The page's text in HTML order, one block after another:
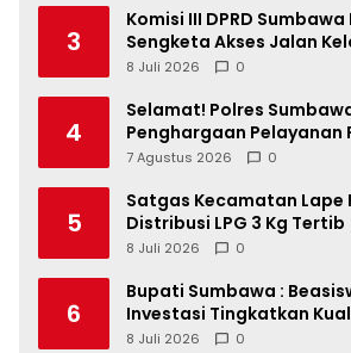
3
Komisi III DPRD
Sengketa Akses Jalan
Dua
8 Juli 2026 0
4
Selamat! Polres
Penghargaan Pelayanan
Kapolri
7 Agustus 2026 0
5
Satgas Kecamatan Lape
Distribusi LPG 3 Kg Tertib
8 Juli 2026 0
6
Bupati Sumbawa :
Investasi Tingkatkan
8 Juli 2026 0